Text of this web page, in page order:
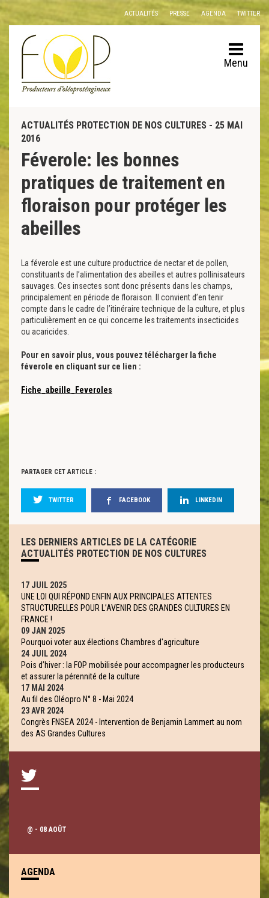
Panneau de gestion des cookies
ACTUALITÉS PRESSE AGENDA TWITTER
Menu
ACTUALITÉS PROTECTION DE NOS CULTURES - 25 MAI
2016
Féverole: les bonnes
pratiques de traitement en
floraison pour protéger les
abeilles
La féverole est une culture productrice de nectar et de pollen,
constituants de l’alimentation des abeilles et autres pollinisateurs
sauvages. Ces insectes sont donc présents dans les champs,
principalement en période de floraison. Il convient d’en tenir
compte dans le cadre de l’itinéraire technique de la culture, et plus
particulièrement en ce qui concerne les traitements insecticides
ou acaricides.
Pour en savoir plus, vous pouvez télécharger la fiche
féverole en cliquant sur ce lien :
Fiche_abeille_Feveroles
PARTAGER CET ARTICLE :
TWITTER FACEBOOK LINKEDIN
LES DERNIERS ARTICLES DE LA CATÉGORIE
ACTUALITÉS PROTECTION DE NOS CULTURES
17 JUIL 2025
UNE LOI QUI RÉPOND ENFIN AUX PRINCIPALES ATTENTES
STRUCTURELLES POUR L’AVENIR DES GRANDES CULTURES EN
FRANCE !
09 JAN 2025
Pourquoi voter aux élections Chambres d'agriculture
24 JUIL 2024
Pois d’hiver : la FOP mobilisée pour accompagner les producteurs
et assurer la pérennité de la culture
17 MAI 2024
Au fil des Oléopro N° 8 - Mai 2024
23 AVR 2024
Congrès FNSEA 2024 - Intervention de Benjamin Lammert au nom
des AS Grandes Cultures
@ - 08 AOÛT
AGENDA